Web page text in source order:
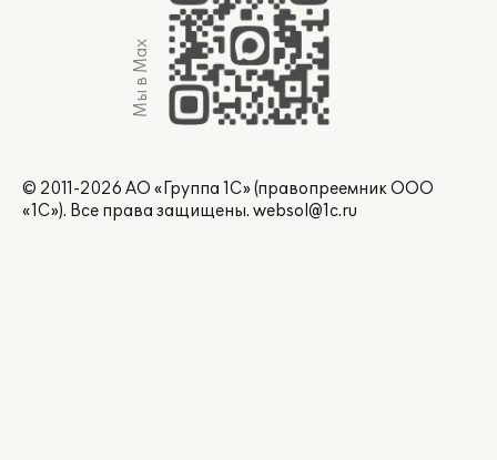
Мы в Max
© 2011-2026 АО «Группа 1С» (правопреемник ООО
«1С»). Все права защищены. websol@1c.ru